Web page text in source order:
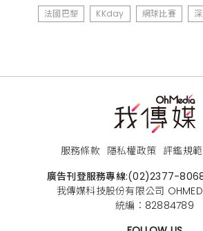
法國巴黎 KKday 網球比賽
服務條款 隱私權政策 評鑑規範
廣告刊登服務專線:(02)2377-
我傳媒科技股份有限公司
統編：82884789